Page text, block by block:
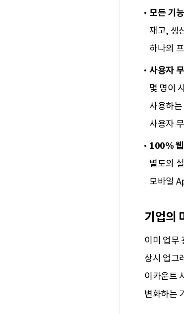
모든 기
재고, 생
하나의
사용자
몇 명이
사용하
사용자
100%
별도의
모바일
기업의
이미 업무
상시 업그
이카운트
변화하는